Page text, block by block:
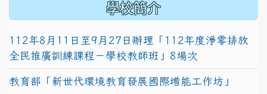
學校簡介
112年8月11日至9月27日辦理「112年度淨零排放
全民推廣訓練課程－學校教師班」8場次
教育部「新世代環境教育發展國際增能工作坊」